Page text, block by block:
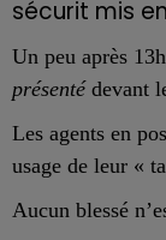
sécurit mis
Un peu après
présentédevant
Les agents en
usage de leur «
Aucun blessé